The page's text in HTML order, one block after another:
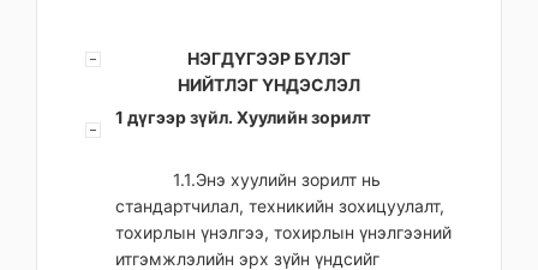
НЭГДҮГЭЭР БҮЛЭГ
НИЙТЛЭГ ҮНДЭСЛЭЛ
1 дүгээр зүйл. Хуулийн зорилт
1.1.Энэ хуулийн зорилт нь
стандартчилал, техникийн зохицуулалт,
тохирлын үнэлгээ, тохирлын үнэлгээний
итгэмжлэлийн эрх зүйн үндсийг